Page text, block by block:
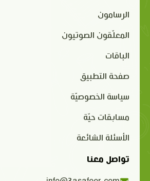
الرسامون
المعلّقون الصوتيون
الباقات
صفحة التطبيق
سياسة الخصوصيّة
مسابقات حيّة
الأسئلة الشائعة
تواصل معنا